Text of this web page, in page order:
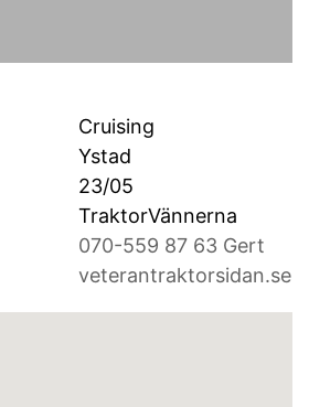
Cruising
Ystad
23/05
TraktorVännerna
070-559 87 63 Gert
veterantraktorsidan.se